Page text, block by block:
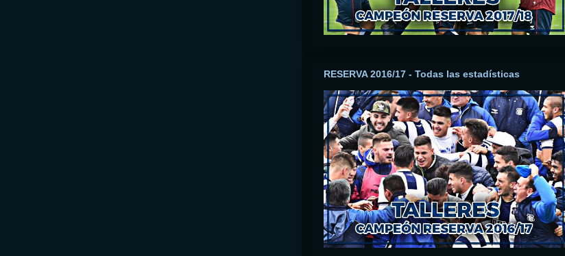
RESERVA 2016/17 - Todas las estadísticas